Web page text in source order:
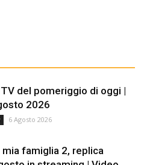
del pomeriggio di oggi |
2026
6 Agosto 2026
famiglia 2, replica